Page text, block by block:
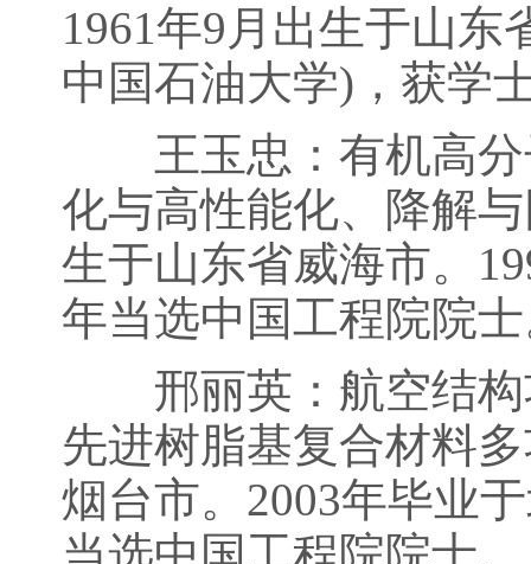
1961年9月出生于山东
中国石油大学)，获学
王玉忠：有机高分
化与高性能化、降解
生于山东省威海市。
年当选中国工程院院
邢丽英：航空结构
先进树脂基复合材料
烟台市。2003年毕业
当选中国工程院院士。